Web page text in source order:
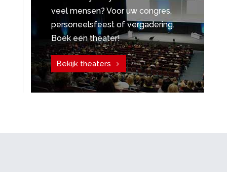
veel mensen? Voor uw congres,
personeelsfeest of vergadering.
Boek een theater!
Bekijk theaters